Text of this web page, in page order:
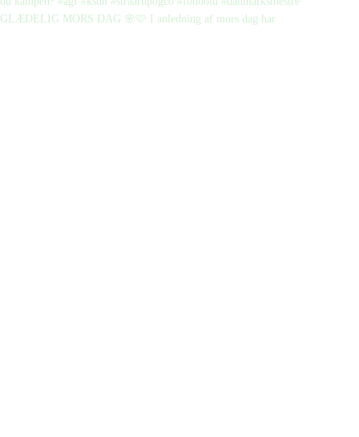
GLÆDELIG MORS DAG 🌸🩷 I anledning af mors dag har